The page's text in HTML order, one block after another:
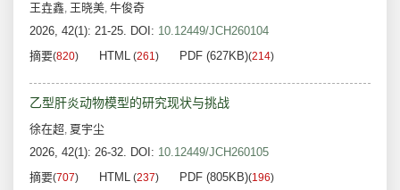
王垚鑫, 王晓美, 牛俊奇
2026, 42(1): 21-25. DOI: 10.12449/JCH260104
摘要(820) HTML (261) PDF (627KB)(214)
乙型肝炎动物模型的研究现状与挑战
徐在超, 夏宇尘
2026, 42(1): 26-32. DOI: 10.12449/JCH260105
摘要(707) HTML (237) PDF (805KB)(196)